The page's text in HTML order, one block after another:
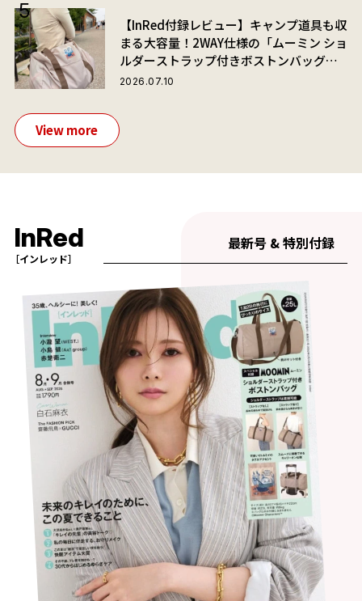
【InRed付録レビュー】キャンプ道具も収
まる大容量！2WAY仕様の「ムーミン ショ
ルダーストラップ付きボストンバッグ」
が夏旅におすすめな理由
2026.07.10
View more
InRed
［インレッド］
最新号 & 特別付録